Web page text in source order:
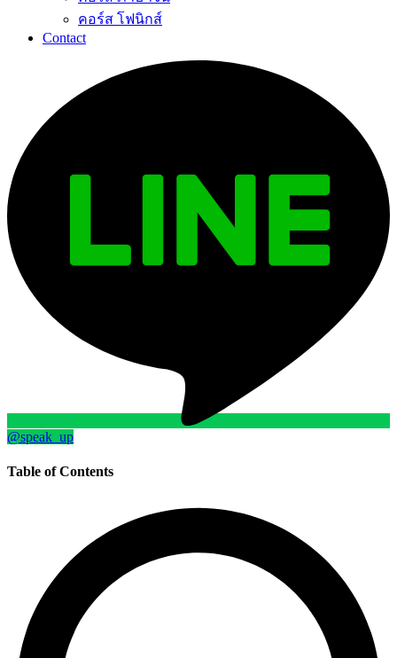
คอร์ส โฟนิกส์
Contact
@speak_up
Table of Contents